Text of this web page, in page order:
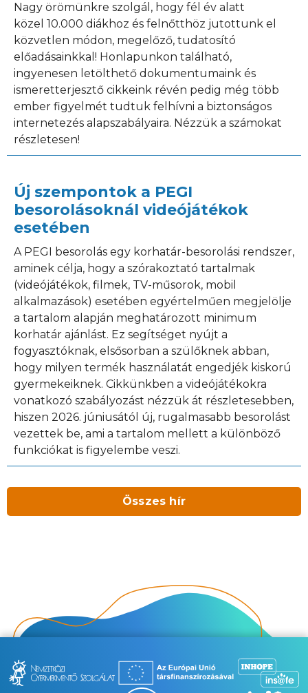
Nagy örömünkre szolgál, hogy fél év alatt
közel 10.000 diákhoz és felnőtthöz jutottunk el
közvetlen módon, megelőző, tudatosító
előadásainkkal! Honlapunkon található,
ingyenesen letölthető dokumentumaink és
ismeretterjesztő cikkeink révén pedig még több
ember figyelmét tudtuk felhívni a biztonságos
internetezés alapszabályaira. Nézzük a számokat
részletesen!
Új szempontok a PEGI
besorolásoknál videójátékok
esetében
A PEGI besorolás egy korhatár-besorolási rendszer,
aminek célja, hogy a szórakoztató tartalmak
(videójátékok, filmek, TV-műsorok, mobil
alkalmazások) esetében egyértelműen megjelölje
a tartalom alapján meghatározott minimum
korhatár ajánlást. Ez segítséget nyújt a
fogyasztóknak, elsősorban a szülőknek abban,
hogy milyen termék használatát engedjék kiskorú
gyermekeiknek. Cikkünkben a videójátékokra
vonatkozó szabályozást nézzük át részletesebben,
hiszen 2026. júniusától új, rugalmasabb besorolást
vezettek be, ami a tartalom mellett a különböző
funkciókat is figyelembe veszi.
Összes hír